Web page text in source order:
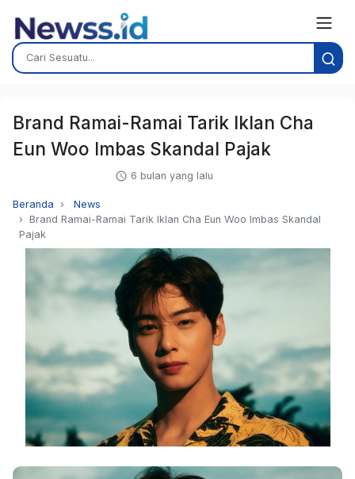
Brand Ramai-Ramai Tarik Iklan Cha
Eun Woo Imbas Skandal Pajak
6 bulan yang lalu
Beranda
News
Brand Ramai-Ramai Tarik Iklan Cha Eun Woo Imbas Skandal
Pajak